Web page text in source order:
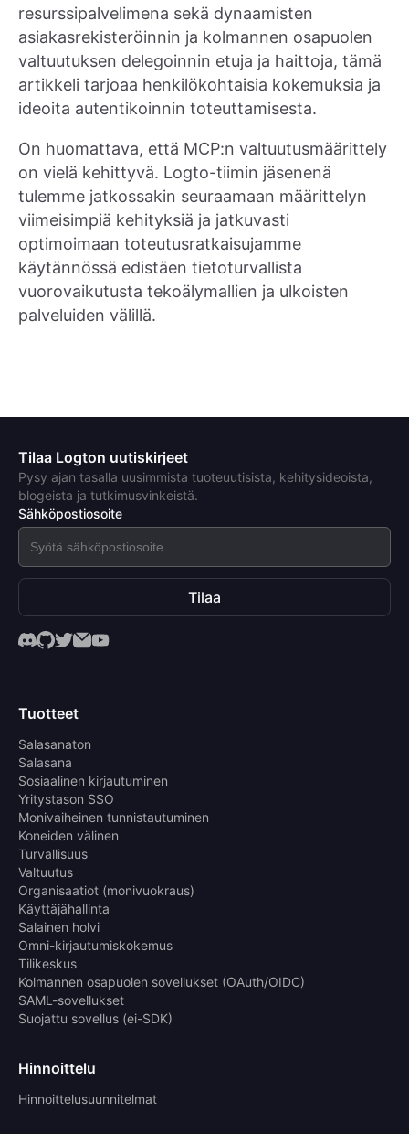
resurssipalvelimena sekä dynaamisten
asiakasrekisteröinnin ja kolmannen osapuolen
valtuutuksen delegoinnin etuja ja haittoja, tämä
artikkeli tarjoaa henkilökohtaisia kokemuksia ja
ideoita autentikoinnin toteuttamisesta.
On huomattava, että MCP:n valtuutusmäärittely
on vielä kehittyvä. Logto-tiimin jäsenenä
tulemme jatkossakin seuraamaan määrittelyn
viimeisimpiä kehityksiä ja jatkuvasti
optimoimaan toteutusratkaisujamme
käytännössä edistäen tietoturvallista
vuorovaikutusta tekoälymallien ja ulkoisten
palveluiden välillä.
Tilaa Logton uutiskirjeet
Pysy ajan tasalla uusimmista tuoteuutisista, kehitysideoista,
blogeista ja tutkimusvinkeistä.
Sähköpostiosoite
Tilaa
Tuotteet
Salasanaton
Salasana
Sosiaalinen kirjautuminen
Yritystason SSO
Monivaiheinen tunnistautuminen
Koneiden välinen
Turvallisuus
Valtuutus
Organisaatiot (monivuokraus)
Käyttäjähallinta
Salainen holvi
Omni-kirjautumiskokemus
Tilikeskus
Kolmannen osapuolen sovellukset (OAuth/OIDC)
SAML-sovellukset
Suojattu sovellus (ei-SDK)
Hinnoittelu
Hinnoittelusuunnitelmat